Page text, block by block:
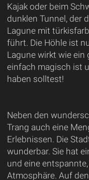
Kajak oder beim
dunklen Tunnel, der
Lagune mit
führt. Die Höhle ist
Lagune wirkt wie ein
einfach magisch ist
haben solltest!
Neben den
Trang auch eine
Erlebnissen. Die
wunderbar. Sie hat
und eine
Atmosphäre. Auf